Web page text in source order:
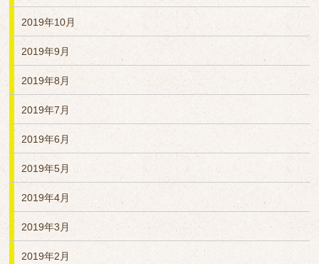
2019年10月
2019年9月
2019年8月
2019年7月
2019年6月
2019年5月
2019年4月
2019年3月
2019年2月